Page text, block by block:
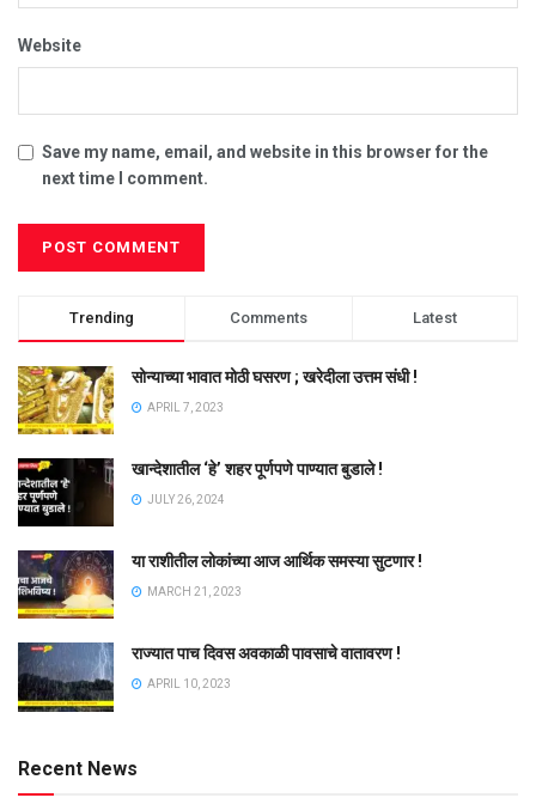
Website
Save my name, email, and website in this browser for the
next time I comment.
Trending Comments Latest
सोन्याच्या भावात मोठी घसरण ; खरेदीला उत्तम संधी !
APRIL 7, 2023
खान्देशातील ‘हे’ शहर पूर्णपणे पाण्यात बुडाले !
JULY 26, 2024
या राशीतील लोकांच्या आज आर्थिक समस्या सुटणार !
MARCH 21, 2023
राज्यात पाच दिवस अवकाळी पावसाचे वातावरण !
APRIL 10, 2023
Recent News